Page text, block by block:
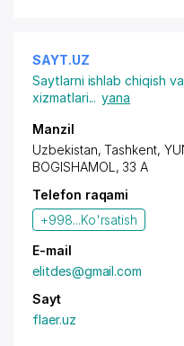
SAYT.UZ
Saytlarni ishlab chiqish
xizmatlari... yana
Manzil
Uzbekistan, Tashkent,
BOGISHAMOL, 33 A
Telefon raqami
+998...Ko'rsatish
E-mail
elitdes@gmail.com
Sayt
flaer.uz